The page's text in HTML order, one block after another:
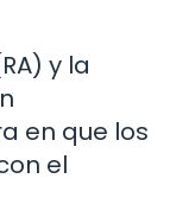
y la
en que los
el